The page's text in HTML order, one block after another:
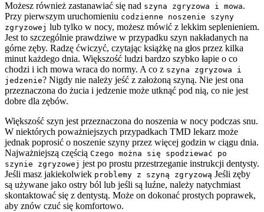
Możesz również zastanawiać się nad szyna zgryzowa i mowa.
Przy pierwszym uruchomieniu codzienne noszenie szyny
zgryzowej lub tylko w nocy, możesz mówić z lekkim seplenieniem.
Jest to szczególnie prawdziwe w przypadku szyn nakładanych na
górne zęby. Radzę ćwiczyć, czytając książkę na głos przez kilka
minut każdego dnia. Większość ludzi bardzo szybko łapie o co
chodzi i ich mowa wraca do normy. A co z szyna zgryzowa i
jedzenie? Nigdy nie należy jeść z założoną szyną. Nie jest ona
przeznaczona do żucia i jedzenie może utknąć pod nią, co nie jest
dobre dla zębów.
Większość szyn jest przeznaczona do noszenia w nocy podczas snu.
W niektórych poważniejszych przypadkach TMD lekarz może
jednak poprosić o noszenie szyny przez więcej godzin w ciągu dnia.
Najważniejszą częścią Czego można się spodziewać po
szynie zgryzowej jest po prostu przestrzeganie instrukcji dentysty.
Jeśli masz jakiekolwiek problemy z szyną zgryzową Jeśli zęby
są używane jako ostry ból lub jeśli są luźne, należy natychmiast
skontaktować się z dentystą. Może on dokonać prostych poprawek,
aby znów czuć się komfortowo.